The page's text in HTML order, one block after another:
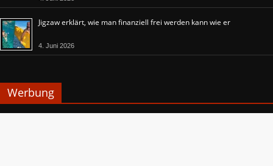
Jigzaw erklärt, wie man finanziell frei werden kann wie er
4. Juni 2026
Werbung